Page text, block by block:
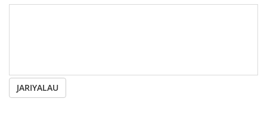
JARIYALAU